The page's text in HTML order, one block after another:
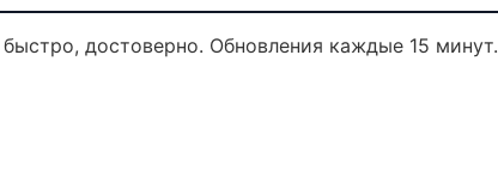
достоверно. Обновления каждые 15 минут.